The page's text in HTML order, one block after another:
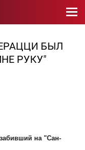
БЫЛ
РУКУ"
на "Сан-